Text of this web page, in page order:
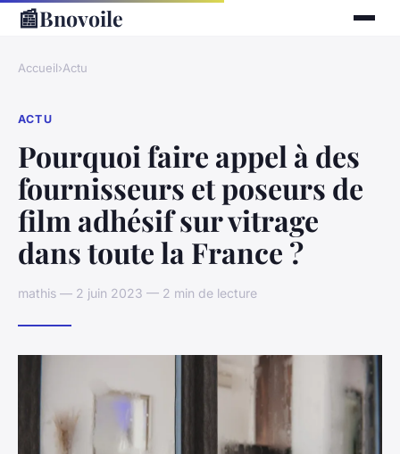
📰Bnovoile
Accueil›Actu
ACTU
Pourquoi faire appel à des
fournisseurs et poseurs de
film adhésif sur vitrage
dans toute la France ?
mathis — 2 juin 2023 — 2 min de lecture